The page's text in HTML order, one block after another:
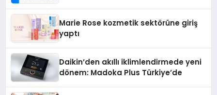
Marie Rose kozmetik sektörüne giriş
yaptı
Daikin’den akıllı iklimlendirmede yeni
dönem: Madoka Plus Türkiye’de